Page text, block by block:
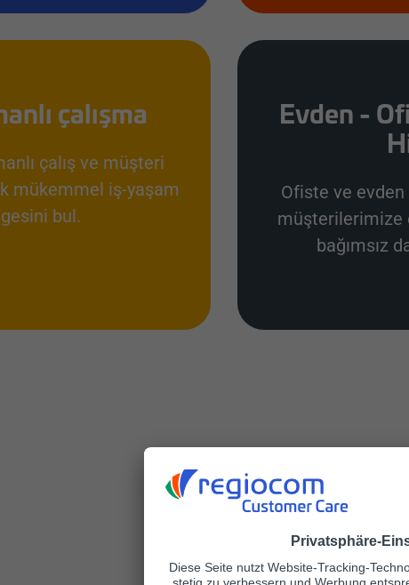
çalışma
çalış ve müşteri
mükemmel iş-yaşam
bul.
Evden -
Ofiste ve evden
müşterilerimize
bağımsız